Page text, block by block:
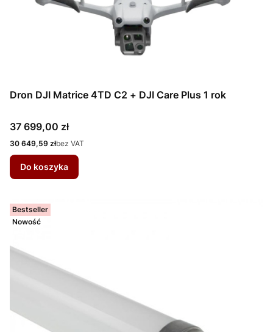
Dron DJI Matrice 4TD C2 + DJI Care Plus 1 rok
Cena
37 699,00 zł
Cena
30 649,59 złbez VAT
Do koszyka
Bestseller
Nowość